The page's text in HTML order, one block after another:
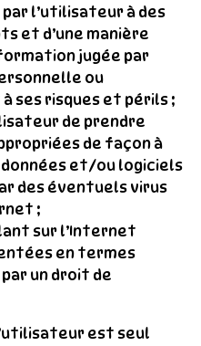
l’utilisateur à des
et d’une manière
jugée par
ou
ses risques et périls ;
de prendre
de façon à
et/ou logiciels
des éventuels virus
;
sur l’Internet
en termes
un droit de
est seul